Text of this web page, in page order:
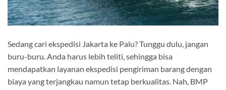
Sedang cari ekspedisi Jakarta ke Palu? Tunggu dulu, jangan
buru-buru. Anda harus lebih teliti, sehingga bisa
mendapatkan layanan ekspedisi pengiriman barang dengan
biaya yang terjangkau namun tetap berkualitas. Nah, BMP